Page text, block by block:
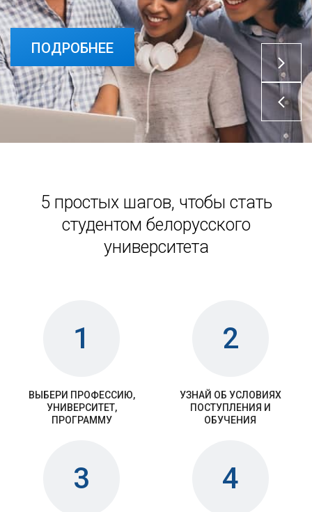
ПОДРОБНЕЕ
ПОДРОБНЕЕ
5 простых шагов, чтобы стать
студентом белорусского
университета
1
ВЫБЕРИ ПРОФЕССИЮ,
УНИВЕРСИТЕТ,
ПРОГРАММУ
2
УЗНАЙ ОБ УСЛОВИЯХ
ПОСТУПЛЕНИЯ И
ОБУЧЕНИЯ
3 4